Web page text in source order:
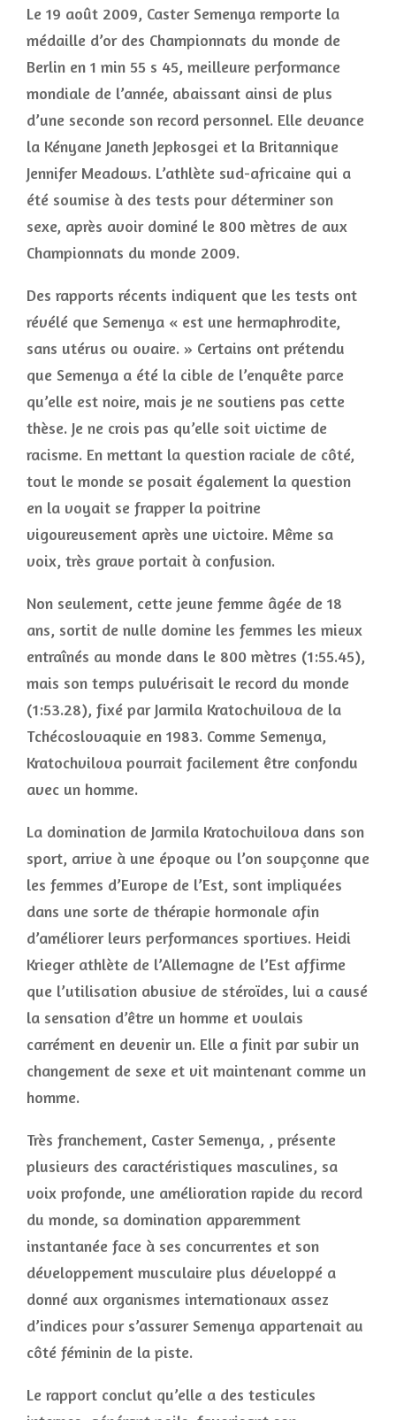
Le 19 août 2009, Caster Semenya remporte la
médaille d’or des Championnats du monde de
Berlin en 1 min 55 s 45, meilleure performance
mondiale de l’année, abaissant ainsi de plus
d’une seconde son record personnel. Elle devance
la Kényane Janeth Jepkosgei et la Britannique
Jennifer Meadows. L’athlète sud-africaine qui a
été soumise à des tests pour déterminer son
sexe, après avoir dominé le 800 mètres de aux
Championnats du monde 2009.
Des rapports récents indiquent que les tests ont
révélé que Semenya « est une hermaphrodite,
sans utérus ou ovaire. » Certains ont prétendu
que Semenya a été la cible de l’enquête parce
qu’elle est noire, mais je ne soutiens pas cette
thèse. Je ne crois pas qu’elle soit victime de
racisme. En mettant la question raciale de côté,
tout le monde se posait également la question
en la voyait se frapper la poitrine
vigoureusement après une victoire. Même sa
voix, très grave portait à confusion.
Non seulement, cette jeune femme âgée de 18
ans, sortit de nulle domine les femmes les mieux
entraînés au monde dans le 800 mètres (1:55.45),
mais son temps pulvérisait le record du monde
(1:53.28), fixé par Jarmila Kratochvilova de la
Tchécoslovaquie en 1983. Comme Semenya,
Kratochvilova pourrait facilement être confondu
avec un homme.
La domination de Jarmila Kratochvilova dans son
sport, arrive à une époque ou l’on soupçonne que
les femmes d’Europe de l’Est, sont impliquées
dans une sorte de thérapie hormonale afin
d’améliorer leurs performances sportives. Heidi
Krieger athlète de l’Allemagne de l’Est affirme
que l’utilisation abusive de stéroïdes, lui a causé
la sensation d’être un homme et voulais
carrément en devenir un. Elle a finit par subir un
changement de sexe et vit maintenant comme un
homme.
Très franchement, Caster Semenya, , présente
plusieurs des caractéristiques masculines, sa
voix profonde, une amélioration rapide du record
du monde, sa domination apparemment
instantanée face à ses concurrentes et son
développement musculaire plus développé a
donné aux organismes internationaux assez
d’indices pour s’assurer Semenya appartenait au
côté féminin de la piste.
Le rapport conclut qu’elle a des testicules